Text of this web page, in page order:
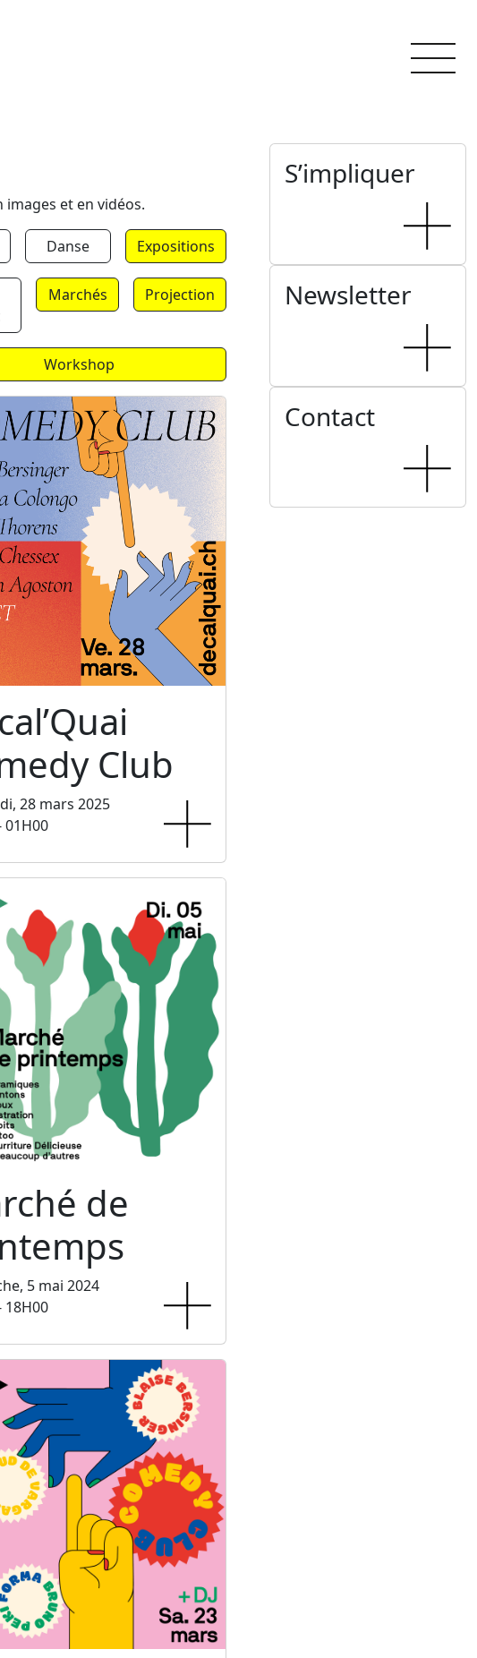
images et en vidéos.
Danse Expositions
Marchés Projection
Workshop
Club
28 mars 2025
01H00
de
5 mai 2024
18H00
S’impliquer
Newsletter
Contact